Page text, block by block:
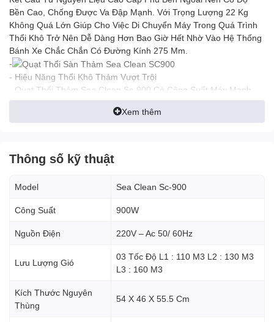
Bền Cao, Chống Được Va Đập Mạnh. Với Trọng Lượng 22 Kg
Không Quá Lớn Giúp Cho Việc Di Chuyển Máy Trong Quá Trình
Thổi Khô Trở Nên Dễ Dàng Hơn Bao Giờ Hết Nhờ Vào Hệ Thống
Bánh Xe Chắc Chắn Có Đường Kính 275 Mm.
-
- Hiệu Năng Thổi Khô Thảm Vượt Trội
- Quạt Thổi Thảm Sea Clean Sc-900 Có Công Suất Máy Mạnh
Mẽ Đạt Đến 1200W Cùng Với Việc Sở Hữu Đến 3 Tốc Độ Thổi
Linh Hoạt Ở Mức 03 Tốc Độ Lần Lượt Là L1: 110 M3, L2: 130 M3
Chóng. Bên Cạnh Đó, Máy Sử Dụng Nguồn Điện Trực Tiếp 220 -
230 V / 50 Hz Cùng Dây Nguồn Dài 7 Mét Giúp Tăng Thêm Diện
Hơn.=======================================
****Mọi Nhu Cầu Và Thắc Mắc Xin Vui Lòng Liên Hệ****
- Công Ty Tnhh Tm-Dv-Cn Thái Hưng
- Trụ sở chính: Căn 1.09 Chung cư Võ Đình, Số 8 đường TA 15,
Phường Thới An, Quận 12, TPHCM
- Hotline/Zalo/Viber: 0378 508 805
- Website : Https://Amall.Vn
- Https://Goodmaid.Vn
Xem thêm
Thông số kỹ thuật
Model Sea Clean Sc-900
Công Suất 900W
Nguồn Điện 220V – Ac 50/ 60Hz
Lưu Lượng Gió
03 Tốc Độ L1 : 110 M3 L2 : 130 M3
L3 : 160 M3
Kích Thước Nguyên
Thùng
54 X 46 X 55.5 Cm